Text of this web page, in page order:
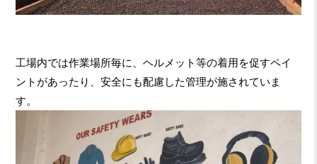
工場内では作業場所毎に、ヘルメット等の着用を促すペイ
ントがあったり、安全にも配慮した管理が施されていま
す。